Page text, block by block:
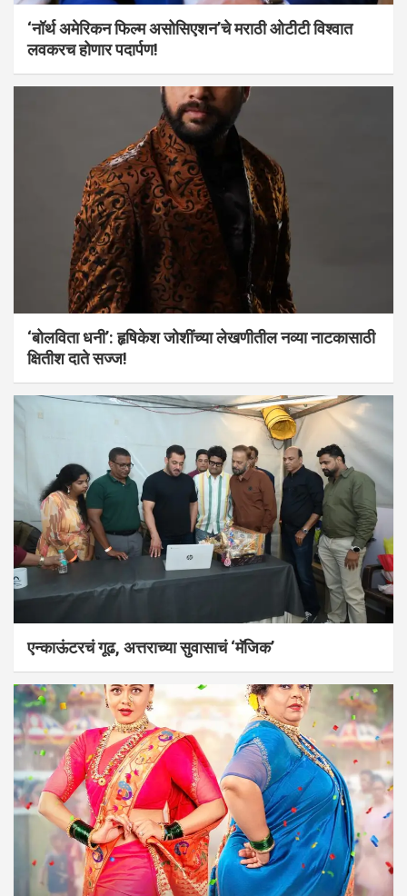
‘नॉर्थ अमेरिकन फिल्म असोसिएशन’चे मराठी ओटीटी विश्वात
लवकरच होणार पदार्पण!
‘बोलविता धनी’: हृषिकेश जोशींच्या लेखणीतील नव्या नाटकासाठी
क्षितीश दाते सज्ज!
एन्काऊंटरचं गूढ, अत्तराच्या सुवासाचं ‘मॅजिक’